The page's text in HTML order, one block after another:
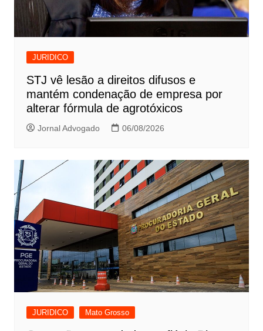
JURIDICO
STJ vê lesão a direitos difusos e
mantém condenação de empresa por
alterar fórmula de agrotóxicos
Jornal Advogado 06/08/2026
JURIDICO Mato Grosso